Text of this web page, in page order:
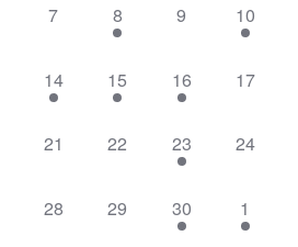
0
7
1
event,
8
0
9
1
event,
10
1
event,
14
1
event,
15
1
event,
16
0
17
0
21
0
22
1
event,
23
0
24
0
28
0
29
1
event,
30
1
event,
1